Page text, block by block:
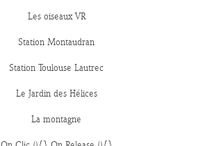
Les oiseaux VR
Station Montaudran
Station Toulouse Lautrec
Le Jardin des Hélices
La montagne